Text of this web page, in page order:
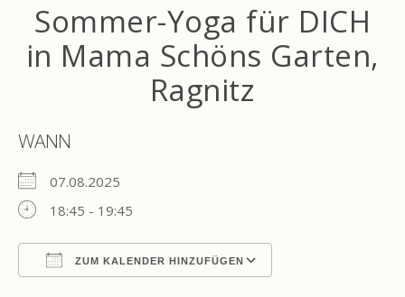
Sommer-Yoga für DICH
in Mama Schöns Garten,
Ragnitz
WANN
07.08.2025
18:45 - 19:45
ZUM KALENDER HINZUFÜGEN